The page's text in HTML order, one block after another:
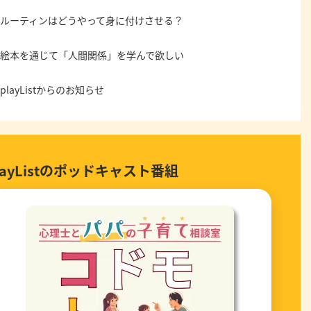
ルーティンはどうやって身に付けさせる？
絵本を通じて「人間関係」を学んで欲しい
playListからのお知らせ
のポッドキャスト番組